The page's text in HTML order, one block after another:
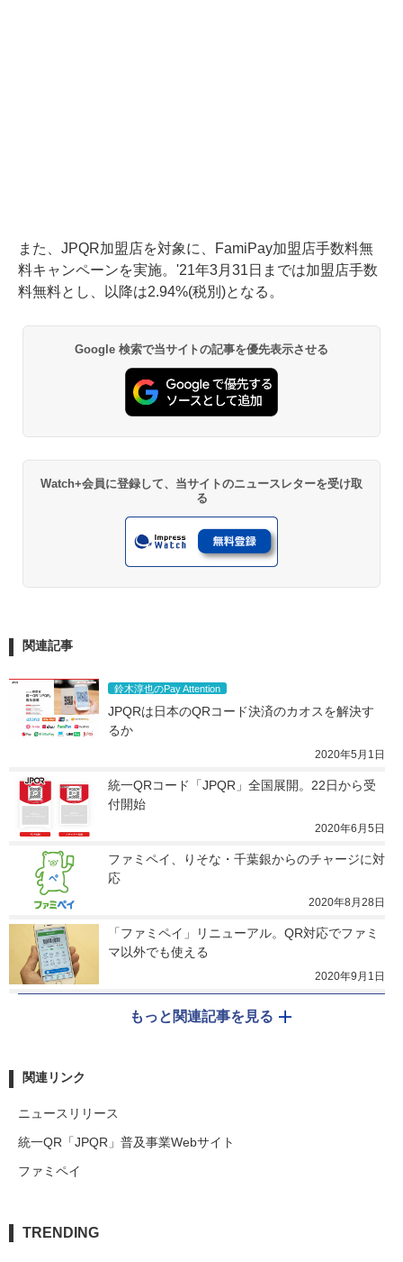
また、JPQR加盟店を対象に、FamiPay加盟店手数料無
料キャンペーンを実施。'21年3月31日までは加盟店手数
料無料とし、以降は2.94%(税別)となる。
Google 検索で当サイトの記事を優先表示させる
Watch+会員に登録して、当サイトのニュースレターを受け取
る
関連記事
鈴木淳也のPay Attention
JPQRは日本のQRコード決済のカオスを解決す
るか
2020年5月1日
統一QRコード「JPQR」全国展開。22日から受
付開始
2020年6月5日
ファミペイ、りそな・千葉銀からのチャージに対
応
2020年8月28日
「ファミペイ」リニューアル。QR対応でファミ
マ以外でも使える
2020年9月1日
もっと関連記事を見る
関連リンク
ニュースリリース
統一QR「JPQR」普及事業Webサイト
ファミペイ
TRENDING